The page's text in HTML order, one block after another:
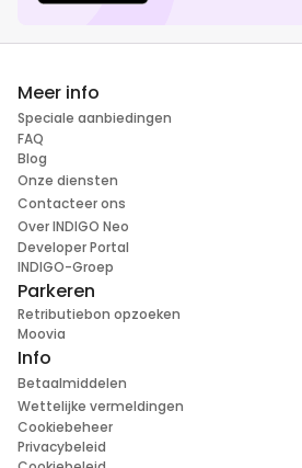
Meer info
Speciale aanbiedingen
FAQ
Blog
Onze diensten
Contacteer ons
Over INDIGO Neo
Developer Portal
INDIGO-Groep
Parkeren
Retributiebon opzoeken
Moovia
Info
Betaalmiddelen
Wettelijke vermeldingen
Cookiebeheer
Privacybeleid